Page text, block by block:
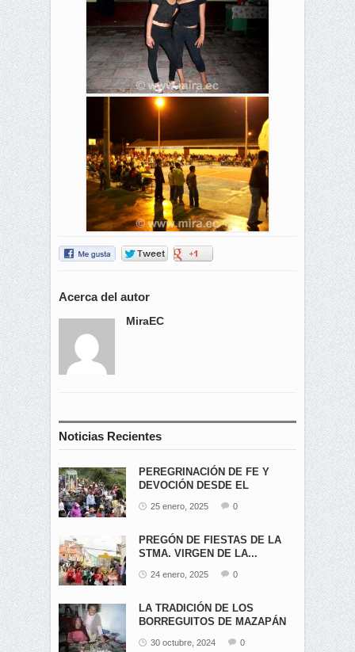
Acerca del autor
MiraEC
Noticias Recientes
PEREGRINACIÓN DE FE Y
DEVOCIÓN DESDE EL
25 enero, 2025 0
PREGÓN DE FIESTAS DE LA
STMA. VIRGEN DE LA...
24 enero, 2025 0
LA TRADICIÓN DE LOS
BORREGUITOS DE MAZAPÁN
30 octubre, 2024 0